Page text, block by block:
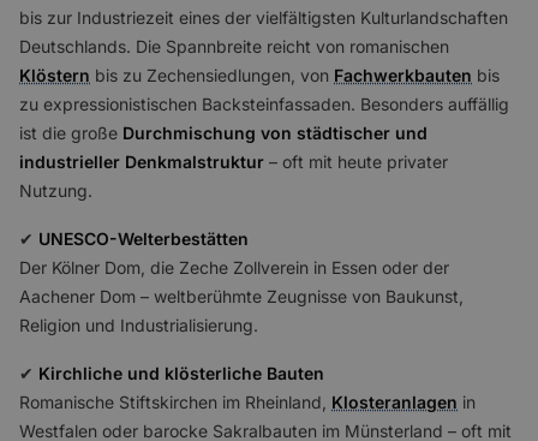
bis zur Industriezeit eines der vielfältigsten Kulturlandschaften
Deutschlands. Die Spannbreite reicht von romanischen
Klöstern bis zu Zechensiedlungen, von Fachwerkbauten bis
zu expressionistischen Backsteinfassaden. Besonders auffällig
ist die große Durchmischung von städtischer und
industrieller Denkmalstruktur – oft mit heute privater
Nutzung.
✔ UNESCO-Welterbestätten
Der Kölner Dom, die Zeche Zollverein in Essen oder der
Aachener Dom – weltberühmte Zeugnisse von Baukunst,
Religion und Industrialisierung.
✔ Kirchliche und klösterliche Bauten
Romanische Stiftskirchen im Rheinland, Klosteranlagen in
Westfalen oder barocke Sakralbauten im Münsterland – oft mit